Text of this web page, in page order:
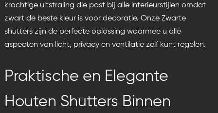
krachtige uitstraling die past bij alle interieurstijlen omdat
zwart de beste kleur is voor decoratie. Onze Zwarte
shutterszijn de perfecte oplossing waarmee u alle
aspecten van licht, privacy en ventilatie zelf kunt regelen.
Praktische en Elegante
Houten Shutters Binnen